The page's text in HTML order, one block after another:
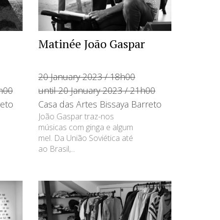
Matinée João Gaspar
20 January 2023 / 18h00
until 20 January 2023 / 21h00
Casa das Artes Bissaya Barreto
João Gaspar traz-nos
músicas com ginga e algum
mel. Da União Soviética até
ao Brasil,...